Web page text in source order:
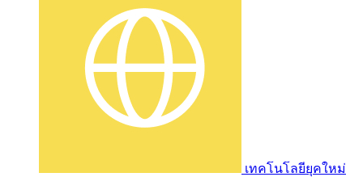
เทคโนโลยียุคใหม่